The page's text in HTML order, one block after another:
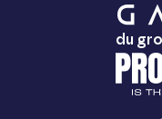
du